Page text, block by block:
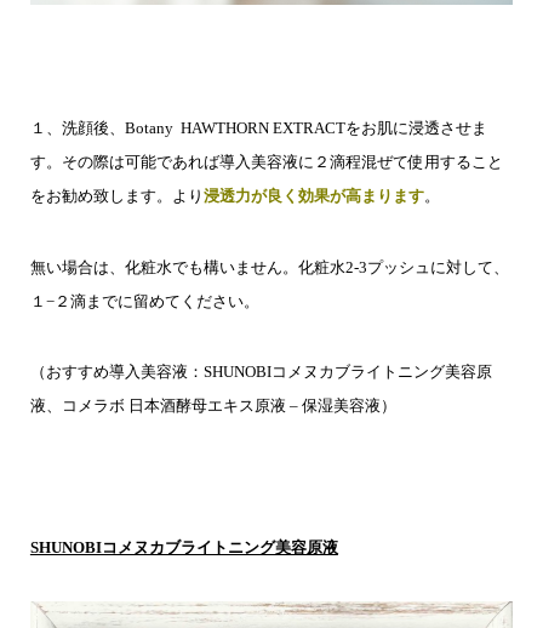
１、洗顔後、 Botany HAWTHORN EXTRACTをお肌に浸透させま
す。その際は可能であれば導入美容液に２滴程混ぜて使用すること
をお勧め致します。より 浸透力が良く効果が高まります。
無い場合は、化粧水でも構いません。化粧水2-3プッシュに対して、
１−２滴までに留めてください。
（おすすめ導入美容液：SHUNOBIコメヌカブライトニング美容原
液、コメラボ 日本酒酵母エキス原液 – 保湿美容液）
SHUNOBIコメヌカブライトニング美容原液